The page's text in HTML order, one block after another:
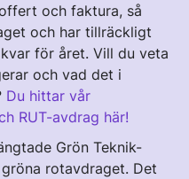
och faktura, så
och har tillräckligt
för året. Vill du veta
och vad det i
Du hittar vår
RUT-avdrag här!
Grön Teknik-
rotavdraget. Det